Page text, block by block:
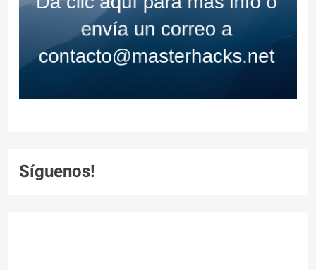
Síguenos!